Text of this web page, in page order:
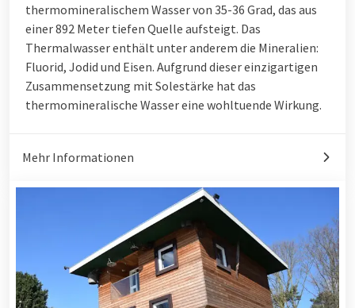
thermomineralischem Wasser von 35-36 Grad, das aus
einer 892 Meter tiefen Quelle aufsteigt. Das
Thermalwasser enthält unter anderem die Mineralien:
Fluorid, Jodid und Eisen. Aufgrund dieser einzigartigen
Zusammensetzung mit Solestärke hat das
thermomineralische Wasser eine wohltuende Wirkung.
Mehr Informationen